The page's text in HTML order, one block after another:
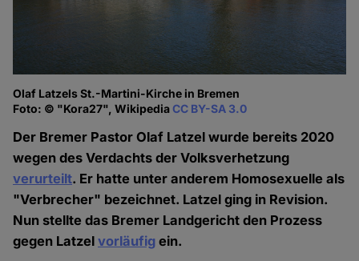
Olaf Latzels St.-Martini-Kirche in Bremen
Foto: © "Kora27", WikipediaCC BY-SA 3.0
Der Bremer Pastor Olaf Latzel wurde bereits 2020
wegen des Verdachts der Volksverhetzung
verurteilt. Er hatte unter anderem Homosexuelle als
"Verbrecher" bezeichnet. Latzel ging in Revision.
Nun stellte das Bremer Landgericht den Prozess
gegen Latzelvorläufig ein.